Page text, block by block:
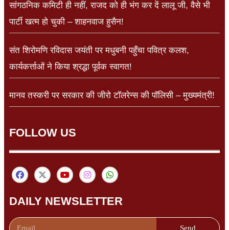
सांगठनिक कमिटी ही नहीं, राजद को ही भंग कर दें लालू जी, वैसे भी
पार्टी खत्म हो चुकी – शाहनवाज हुसैन!
संत शिरोमणि रविदास जयंती पर मधुबनी पहुँचा पवित्र कलश,
कार्यकर्त्ताओं ने किया श्रद्धा पूर्वक स्वागत!
मानव तस्करी पर सरकार की जीरो टॉलरेन्स की पॉलिसी – मुख्यमंत्री!
FOLLOW US
DAILY NEWSLETTER
Send